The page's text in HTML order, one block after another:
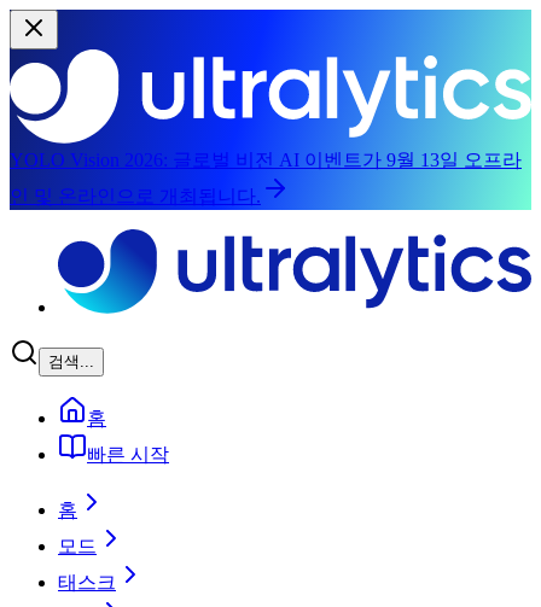
YOLO Vision 2026: 글로벌 비전 AI 이벤트가 9월 13일 오프라
인 및 온라인으로 개최됩니다.
검색...
홈
빠른 시작
홈
모드
태스크